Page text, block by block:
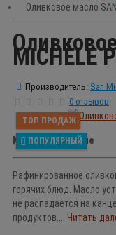
Оливковое масло
MICHELE
Производитель: San
0 отзывов
ТОП ПРОДАЖ
ПОПУЛЯРНЫЙ
Краткое описание
Рафинированное
горячих блюд. Масло
не распадается на
продуктов.... Читать